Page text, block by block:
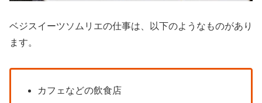
ベジスイーツソムリエの仕事は、以下のようなものがあり
ます。
カフェなどの飲食店